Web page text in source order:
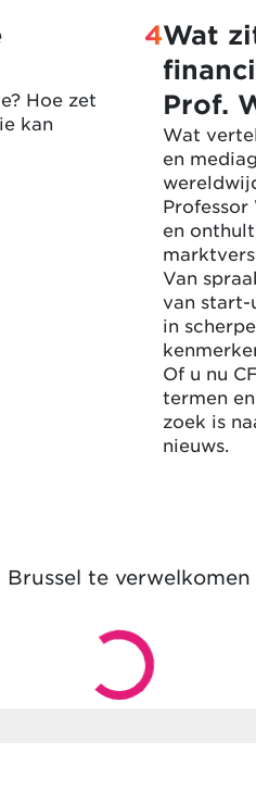
Hoe zet
kan
4Wat
Prof.
Wat
en
en
Van
van start-
in
Of u nu
termen
zoek is
nieuws.
te